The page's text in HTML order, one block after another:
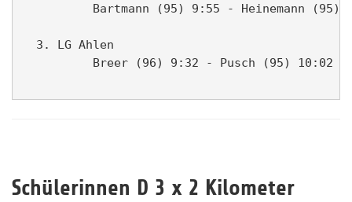
Bartmann (95) 9:55 - Heinemann (95)
3. LG Ahlen
Breer (96) 9:32 - Pusch (95) 10:02
Schülerinnen D 3 x 2 Kilometer